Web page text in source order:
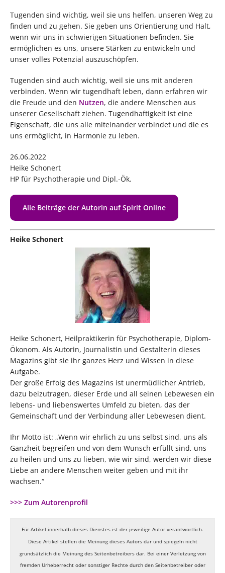
Tugenden sind wichtig, weil sie uns helfen, unseren Weg zu
finden und zu gehen. Sie geben uns Orientierung und Halt,
wenn wir uns in schwierigen Situationen befinden. Sie
ermöglichen es uns, unsere Stärken zu entwickeln und
unser volles Potenzial auszuschöpfen.
Tugenden sind auch wichtig, weil sie uns mit anderen
verbinden. Wenn wir tugendhaft leben, dann erfahren wir
die Freude und den Nutzen, die andere Menschen aus
unserer Gesellschaft ziehen. Tugendhaftigkeit ist eine
Eigenschaft, die uns alle miteinander verbindet und die es
uns ermöglicht, in Harmonie zu leben.
26.06.2022
Heike Schonert
HP für Psychotherapie und Dipl.-Ök.
Alle Beiträge der Autorin auf Spirit Online
Heike Schonert
Heike Schonert, Heilpraktikerin für Psychotherapie, Diplom-
Ökonom. Als Autorin, Journalistin und Gestalterin dieses
Magazins gibt sie ihr ganzes Herz und Wissen in diese
Aufgabe.
Der große Erfolg des Magazins ist unermüdlicher Antrieb,
dazu beizutragen, dieser Erde und all seinen Lebewesen ein
lebens- und liebenswertes Umfeld zu bieten, das der
Gemeinschaft und der Verbindung aller Lebewesen dient.
Ihr Motto ist: „Wenn wir ehrlich zu uns selbst sind, uns als
Ganzheit begreifen und von dem Wunsch erfüllt sind, uns
zu heilen und uns zu lieben, wie wir sind, werden wir diese
Liebe an andere Menschen weiter geben und mit ihr
wachsen.“
>>> Zum Autorenprofil
Für Artikel innerhalb dieses Dienstes ist der jeweilige Autor verantwortlich.
Diese Artikel stellen die Meinung dieses Autors dar und spiegeln nicht
grundsätzlich die Meinung des Seitenbetreibers dar. Bei einer Verletzung von
fremden Urheberrecht oder sonstiger Rechte durch den Seitenbetreiber oder